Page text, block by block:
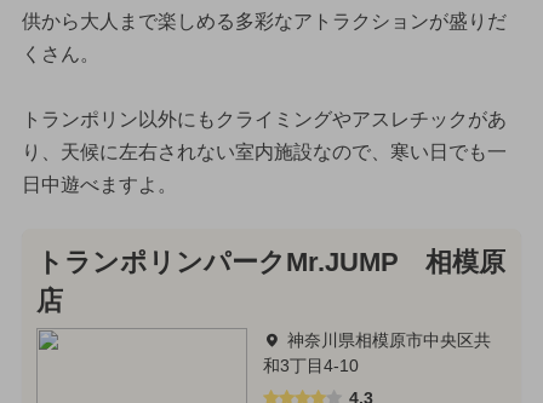
供から大人まで楽しめる多彩なアトラクションが盛りだ
くさん。
トランポリン以外にもクライミングやアスレチックがあ
り、天候に左右されない室内施設なので、寒い日でも一
日中遊べますよ。
トランポリンパークMr.JUMP 相模原
店
神奈川県相模原市中央区共
和3丁目4-10
4.3